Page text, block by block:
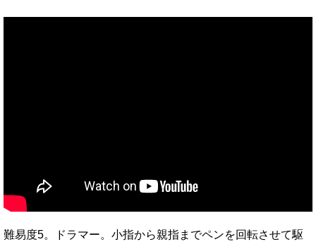
難易度5。ドラマー。小指から親指までペンを回転させて駆